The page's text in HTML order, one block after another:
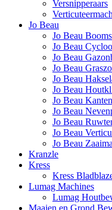
Versnipperaars
Jo Beau
Jo Beau
Jo Beau
Jo Beau
Jo Beau
Jo Beau
Jo Beau
Jo Beau
Jo Beau
Jo Beau
Jo Beau
Jo Beau
Kranzle
Kress
Kress
Lumag Machines
Lumag
Maaien en Grond